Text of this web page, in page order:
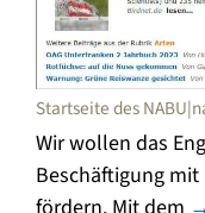
Startseite des
Wir wollen das
Beschäftigung